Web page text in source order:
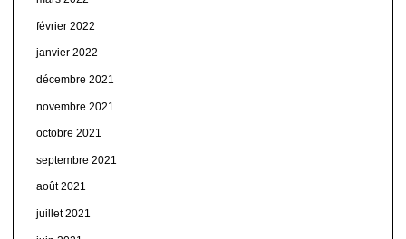
février 2022
janvier 2022
décembre 2021
novembre 2021
octobre 2021
septembre 2021
août 2021
juillet 2021